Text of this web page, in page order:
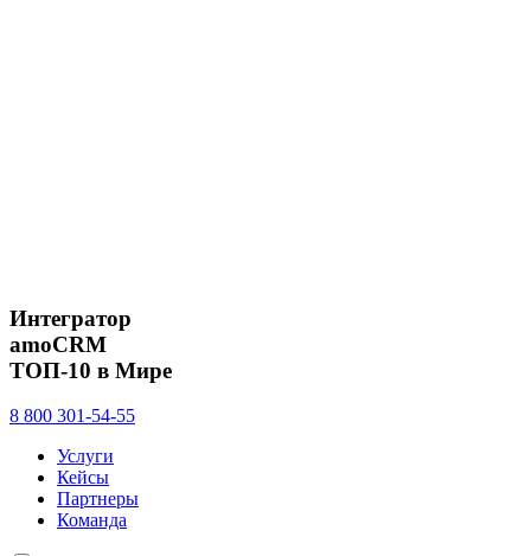
Интегратор
amoCRM
ТОП-10 в Мире
8 800 301-54-55
Услуги
Кейсы
Партнеры
Команда